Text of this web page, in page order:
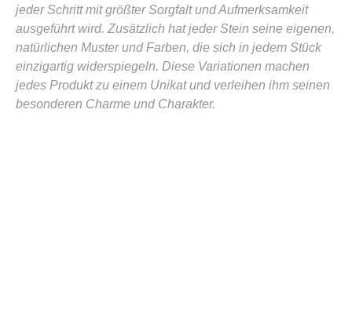
jeder Schritt mit größter Sorgfalt und Aufmerksamkeit
ausgeführt wird. Zusätzlich hat jeder Stein seine eigenen,
natürlichen Muster und Farben, die sich in jedem Stück
einzigartig widerspiegeln. Diese Variationen machen
jedes Produkt zu einem Unikat und verleihen ihm seinen
besonderen Charme und Charakter.